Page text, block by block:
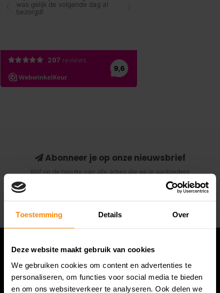
Toestemming Details Over
Deze website maakt gebruik van cookies
We gebruiken cookies om content en advertenties te
personaliseren, om functies voor social media te bieden
en om ons websiteverkeer te analyseren. Ook delen we
Abonneer je op onze nieuwsbrief
Blijf op de hoogte van alle acties die wij je aanbieden!
Abonneer